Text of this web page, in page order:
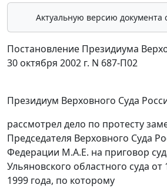
Актуальную версию документа
Постановление Президиума
30 октября 2002 г. N 687-П02
Президиум Верховного Суда
рассмотрел дело по протесту
Председателя Верховного Суда
Федерации М.А.Е. на приговор
Ульяновского областного суда от
1999 года, по которому